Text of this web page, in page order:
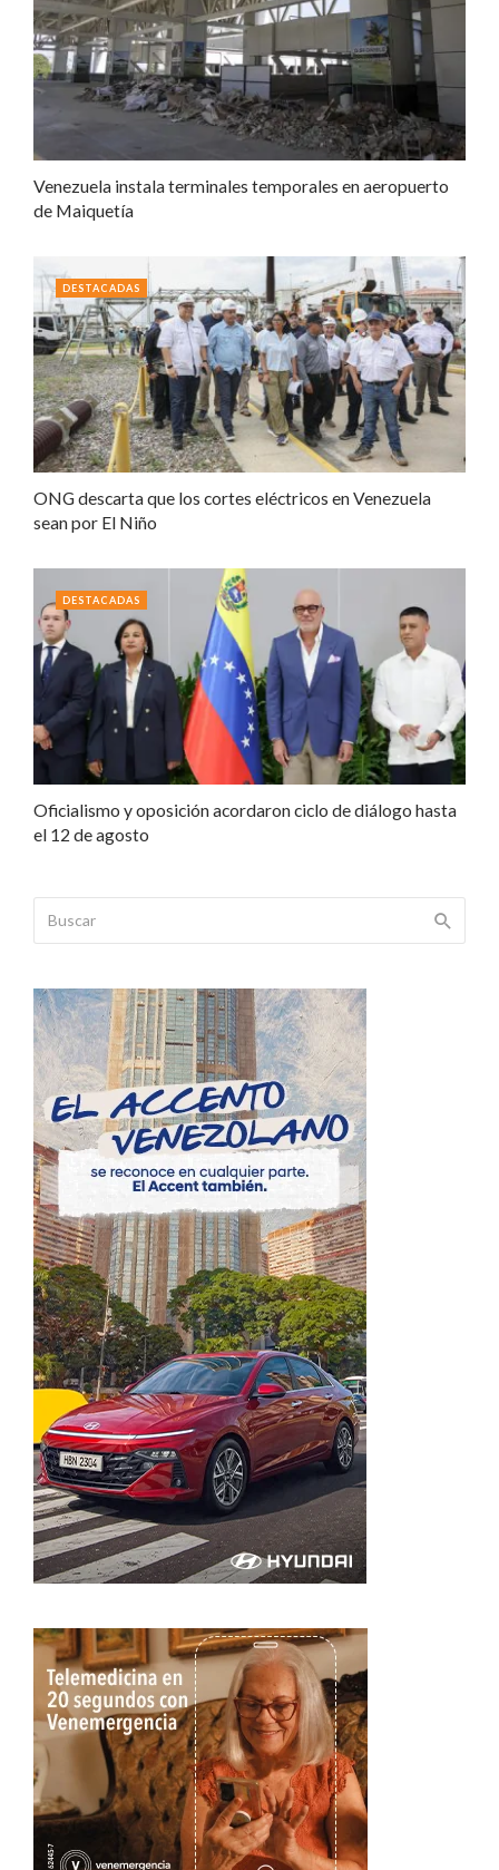
Venezuela instala terminales temporales en aeropuerto
de Maiquetía
ONG descarta que los cortes eléctricos en Venezuela
sean por El Niño
DESTACADAS
Oficialismo y oposición acordaron ciclo de diálogo hasta
el 12 de agosto
DESTACADAS